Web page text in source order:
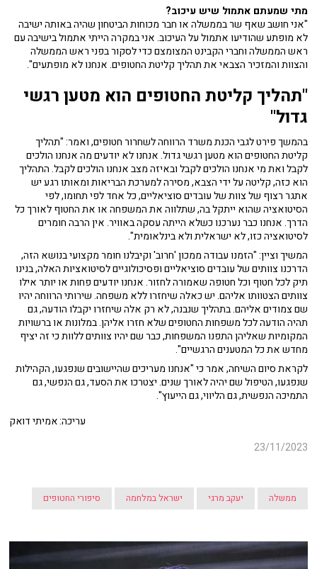
מתי שמעתם אתמול שיש עיכוב?
"אני חושב שאף שר בממשלה או חבר מכוחות הביטחון שהיה באותה ישיבה
לא מופתע שהודיעו אתמול על העיכוב. אני במקרה הייתי אתמול בישיבה עם
ראש הממשלה וחברי הקבינט המצומצם כדי לסקור בפני ראש הממשלה
והצוות והמזכיר הצבאי את תהליך קליטת החטופים. אנחנו לא מופתעים".
"תהליך קליטת החטופים הוא מטען רגשי
גדול"
בהמשך פירט לגבי הכנת משרד הרווחה לשחרור חטופים, ואמר: "תהליך
קליטת החטופים הוא מטען רגשי גדול. אנחנו לא יודעים מה אנחנו הולכים
לקבל ואת מי אנחנו הולכים לקבל ובאיזה מצב אנחנו הולכים לקבל. התהליך
הוא כזה, קליטה על ידי הצבא, מסירה למערכת הבריאות ומאותו רגע יש
אתגר רצוף של צוות של עובדים סוציאליים, כל אחד לפי תחומו, לפי
הסיטואציה שהוא ייתקל בה, שתלווה את המשפחה או את החטוף לאורך כל
הדרך. אנחנו כבר נערכנו כשלא הייתה עסקה באוויר. אין הרבה חומרים
לסיטואציה כזו, לא ישראלית ולא בינלאומית".
המשיך וציין: "הזמנו עבודה ממכון 'חרוב' וקיבלנו חומר מקצועי בנושא הזה,
הדרכנו צוותים של עובדים סוציאליים ופסיכולוגיים לסיטואציות האלה, בנינו
תיק לכל חטוף וכל חטופה שאמורה לחזור. אנחנו יודעים פחות או יותר אילו
צוותים הצטוותו אליהם. יש כאלה שיחזרו ללא משפחה. שירותי הרווחה יהיו
שם צמודים אליהם. בתהליך שנבנה, לא רק אלה שיחזרו יקבלו הודעה, גם
תהיה הודעה לכל משפחות החטופים שלא חזרו אליהן. במלונות או ברשויות
המקומיות שאליהן התפנו המשפחות, כבר שם יהיו צוותים ללוות כי זה יציף
מחדש את כל המטענים הרגשיים".
לקראת סיום השיחה, אמר כי "אנחנו מעריכים שהיישובים שנפגעו, הקהילות
שנפגעו, הטיפול שם יהיה לאורך שנים. יצטרכו את הסעד, גם הנפשי, גם
התמיכה הנפשית, גם הליווי, גם הייעוץ".
עריכה: אמיתי דואק
23/11/2023
ממשלה יעקב מרגי ישראל במלחמה סיפורי החטופים